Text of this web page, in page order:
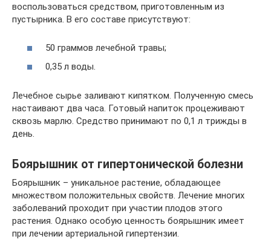
воспользоваться средством, приготовленным из
пустырника. В его составе присутствуют:
50 граммов лечебной травы;
0,35 л воды.
Лечебное сырье заливают кипятком. Полученную смесь
настаивают два часа. Готовый напиток процеживают
сквозь марлю. Средство принимают по 0,1 л трижды в
день.
Боярышник от гипертонической болезни
Боярышник – уникальное растение, обладающее
множеством положительных свойств. Лечение многих
заболеваний проходит при участии плодов этого
растения. Однако особую ценность боярышник имеет
при лечении артериальной гипертензии.